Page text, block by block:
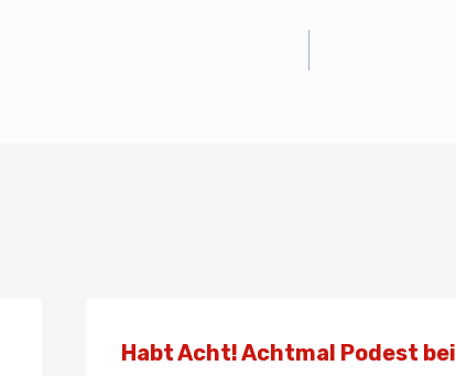
Habt Acht! Achtmal Podest bei